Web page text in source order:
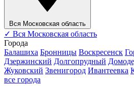
Вся Московская область
✓ Вся Московская область
Города
Балашиха Бронницы Воскресенск
Дзержинский Долгопрудный
Жуковский Звенигород Ивантеевка
все города